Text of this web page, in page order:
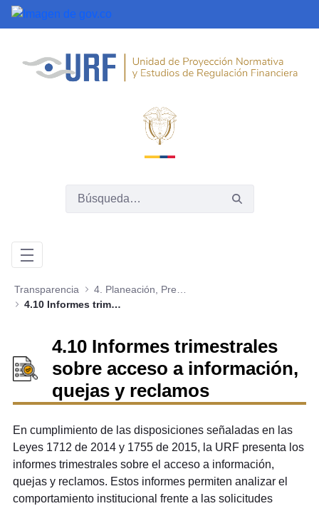
Saltar al contenido principal
Transparencia
4.10 Informes trimestrales sobre acceso a información, quejas y reclamos
4.10 Informes trimestrales
sobre acceso a información,
quejas y reclamos
En cumplimiento de las disposiciones señaladas en las
Leyes 1712 de 2014 y 1755 de 2015, la URF presenta los
informes trimestrales sobre el acceso a información,
quejas y reclamos. Estos informes permiten analizar el
comportamiento institucional frente a las solicitudes